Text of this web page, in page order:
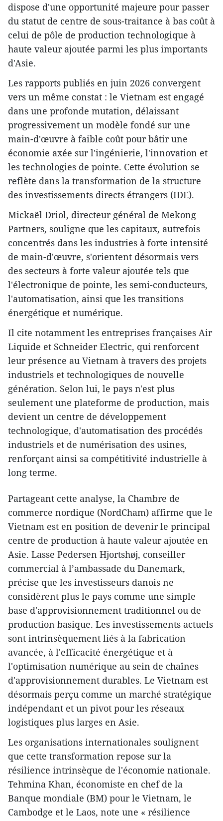
dispose d'une opportunité majeure pour passer
du statut de centre de sous-traitance à bas coût à
celui de pôle de production technologique à
haute valeur ajoutée parmi les plus importants
d'Asie.
Les rapports publiés en juin 2026 convergent
vers un même constat : le Vietnam est engagé
dans une profonde mutation, délaissant
progressivement un modèle fondé sur une
main-d'œuvre à faible coût pour bâtir une
économie axée sur l'ingénierie, l'innovation et
les technologies de pointe. Cette évolution se
reflète dans la transformation de la structure
des investissements directs étrangers (IDE).
Mickaël Driol, directeur général de Mekong
Partners, souligne que les capitaux, autrefois
concentrés dans les industries à forte intensité
de main-d'œuvre, s'orientent désormais vers
des secteurs à forte valeur ajoutée tels que
l'électronique de pointe, les semi-conducteurs,
l'automatisation, ainsi que les transitions
énergétique et numérique.
Il cite notamment les entreprises françaises Air
Liquide et Schneider Electric, qui renforcent
leur présence au Vietnam à travers des projets
industriels et technologiques de nouvelle
génération. Selon lui, le pays n'est plus
seulement une plateforme de production, mais
devient un centre de développement
technologique, d'automatisation des procédés
industriels et de numérisation des usines,
renforçant ainsi sa compétitivité industrielle à
long terme.
Partageant cette analyse, la Chambre de
commerce nordique (NordCham) affirme que le
Vietnam est en position de devenir le principal
centre de production à haute valeur ajoutée en
Asie. Lasse Pedersen Hjortshøj, conseiller
commercial à l’ambassade du Danemark,
précise que les investisseurs danois ne
considèrent plus le pays comme une simple
base d'approvisionnement traditionnel ou de
production basique. Les investissements actuels
sont intrinsèquement liés à la fabrication
avancée, à l'efficacité énergétique et à
l'optimisation numérique au sein de chaînes
d'approvisionnement durables. Le Vietnam est
désormais perçu comme un marché stratégique
indépendant et un pivot pour les réseaux
logistiques plus larges en Asie.
Les organisations internationales soulignent
que cette transformation repose sur la
résilience intrinsèque de l'économie nationale.
Tehmina Khan, économiste en chef de la
Banque mondiale (BM) pour le Vietnam, le
Cambodge et le Laos, note une « résilience